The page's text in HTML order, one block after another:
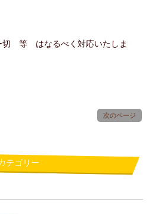
切 等 はなるべく対応いたしま
次のページ
テゴリー